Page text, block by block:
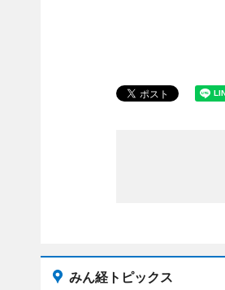
みん経トピックス